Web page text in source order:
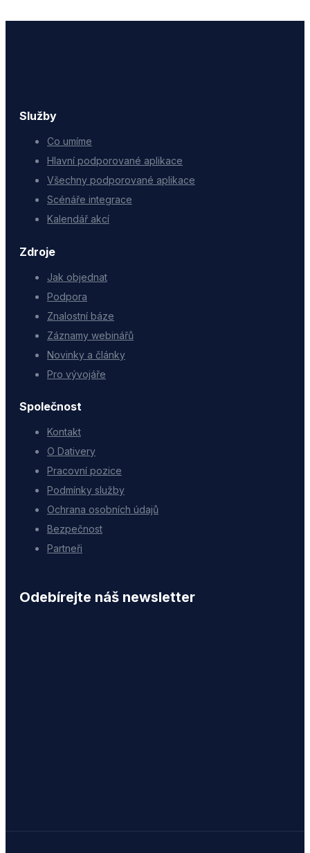
Služby
Co umíme
Hlavní podporované aplikace
Všechny podporované aplikace
Scénáře integrace
Kalendář akcí
Zdroje
Jak objednat
Podpora
Znalostní báze
Záznamy webinářů
Novinky a články
Pro vývojáře
Společnost
Kontakt
O Dativery
Pracovní pozice
Podmínky služby
Ochrana osobních údajů
Bezpečnost
Partneři
Odebírejte náš newsletter